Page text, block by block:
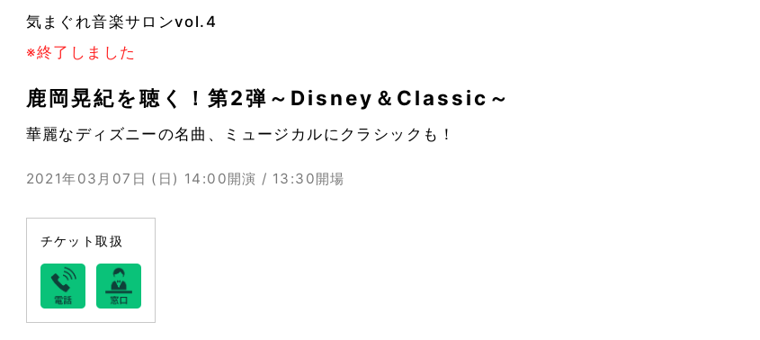
気まぐれ音楽サロンvol.4
※終了しました
鹿岡晃紀を聴く！第2弾～Disney＆Classic～
華麗なディズニーの名曲、ミュージカルにクラシックも！
2021年03月07日 (日) 14:00開演 / 13:30開場
チケット取扱